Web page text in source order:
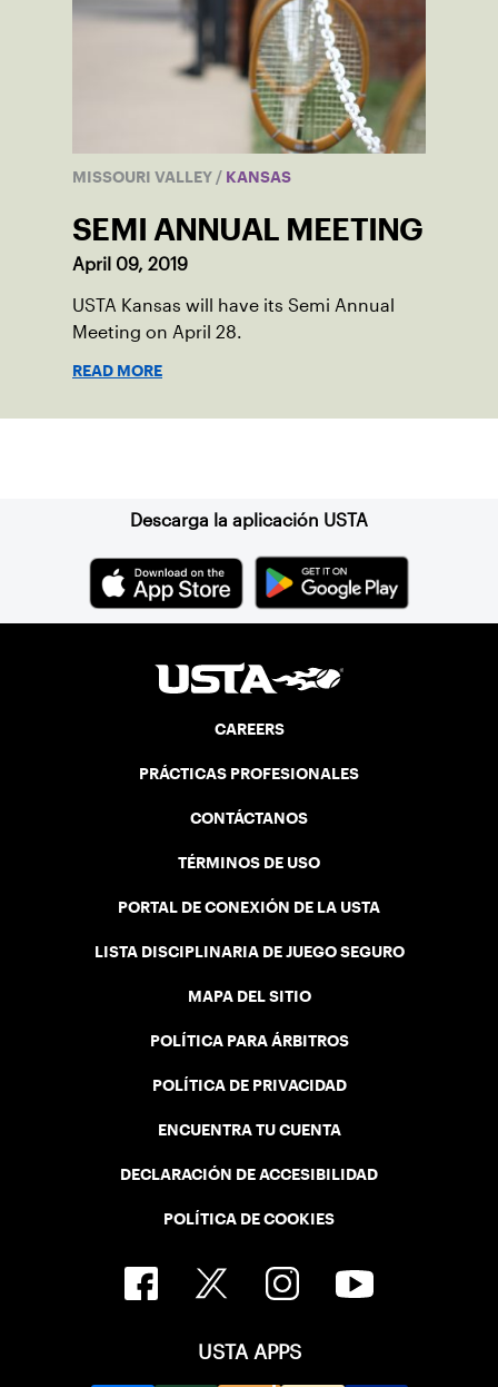
MISSOURI VALLEY / KANSAS
SEMI ANNUAL MEETING
April 09, 2019
USTA Kansas will have its Semi Annual
Meeting on April 28.
READ MORE
Descarga la aplicación USTA
CAREERS
PRÁCTICAS PROFESIONALES
CONTÁCTANOS
TÉRMINOS DE USO
PORTAL DE CONEXIÓN DE LA USTA
LISTA DISCIPLINARIA DE JUEGO SEGURO
MAPA DEL SITIO
POLÍTICA PARA ÁRBITROS
POLÍTICA DE PRIVACIDAD
ENCUENTRA TU CUENTA
DECLARACIÓN DE ACCESIBILIDAD
POLÍTICA DE COOKIES
USTA APPS